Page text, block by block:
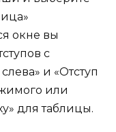
окне вы
с
и «Отступ
или
для таблицы.